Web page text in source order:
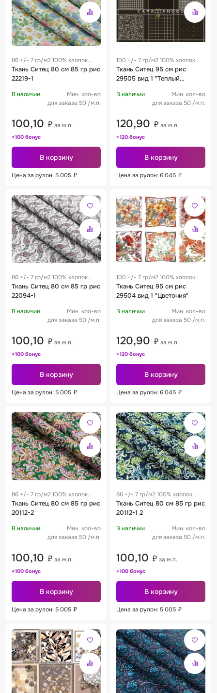
86 +/- 7 гр/м2 100% хлопок
0.28 м
Ткань Ситец 80 см 85 гр рис
22219-1
В наличии
Мин. кол-во
для заказа 50 /м.п.
100,10 ₽ за м.п.
+100 бонус
В корзину
Цена за рулон: 5 005 ₽
100 +/- 7 гр/м2 100% хлопок
0.19 м
Ткань Ситец 95 см рис
29505 вид 1 "Теплый
В наличии
Мин. кол-во
для заказа 50 /м.п.
120,90 ₽ за м.п.
+120 бонус
В корзину
Цена за рулон: 6 045 ₽
86 +/- 7 гр/м2 100% хлопок
0.28 м
Ткань Ситец 80 см 85 гр рис
22094-1
В наличии
Мин. кол-во
для заказа 50 /м.п.
100,10 ₽ за м.п.
+100 бонус
В корзину
Цена за рулон: 5 005 ₽
100 +/- 7 гр/м2 100% хлопок
0.19 м
Ткань Ситец 95 см рис
29504 вид 1 "Цветония"
В наличии
Мин. кол-во
для заказа 50 /м.п.
120,90 ₽ за м.п.
+120 бонус
В корзину
Цена за рулон: 6 045 ₽
86 +/- 7 гр/м2 100% хлопок
0.28 м
Ткань Ситец 80 см 85 гр рис
20112-2
В наличии
Мин. кол-во
для заказа 50 /м.п.
100,10 ₽ за м.п.
+100 бонус
В корзину
Цена за рулон: 5 005 ₽
86 +/- 7 гр/м2 100% хлопок
0.28 м
Ткань Ситец 80 см 85 гр рис
20112-1 2
В наличии
Мин. кол-во
для заказа 50 /м.п.
100,10 ₽ за м.п.
+100 бонус
В корзину
Цена за рулон: 5 005 ₽